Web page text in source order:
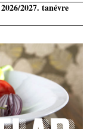
2027. tanévre